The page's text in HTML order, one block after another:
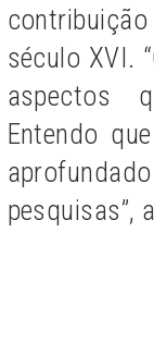
século XVI.
aspectos
Entendo
pesquisas”,